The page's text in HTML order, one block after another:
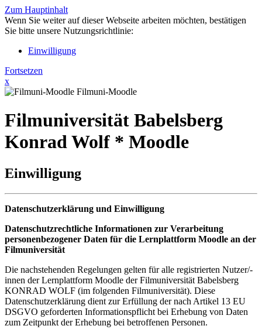
Zum Hauptinhalt
Wenn Sie weiter auf dieser Webseite arbeiten möchten, bestätigen
Sie bitte unsere Nutzungsrichtlinie:
Einwilligung
Fortsetzen
x
Filmuni-Moodle
Filmuniversität Babelsberg
Konrad Wolf * Moodle
Einwilligung
Datenschutzerklärung und Einwilligung
Datenschutzrechtliche Informationen zur Verarbeitung
personenbezogener Daten für die Lernplattform Moodle an der
Filmuniversität
Die nachstehenden Regelungen gelten für alle registrierten Nutzer/-
innen der Lernplattform Moodle der Filmuniversität Babelsberg
KONRAD WOLF (im folgenden Filmuniversität). Diese
Datenschutzerklärung dient zur Erfüllung der nach Artikel 13 EU
DSGVO geforderten Informationspflicht bei Erhebung von Daten
zum Zeitpunkt der Erhebung bei betroffenen Personen.